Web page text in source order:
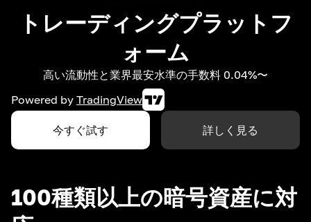
トレーディングプラットフ
ォーム
高い流動性と業界最安水準の手数料 0.04%〜
Powered by TradingView
今すぐ試す 詳しく見る
100種類以上の暗号資産に対